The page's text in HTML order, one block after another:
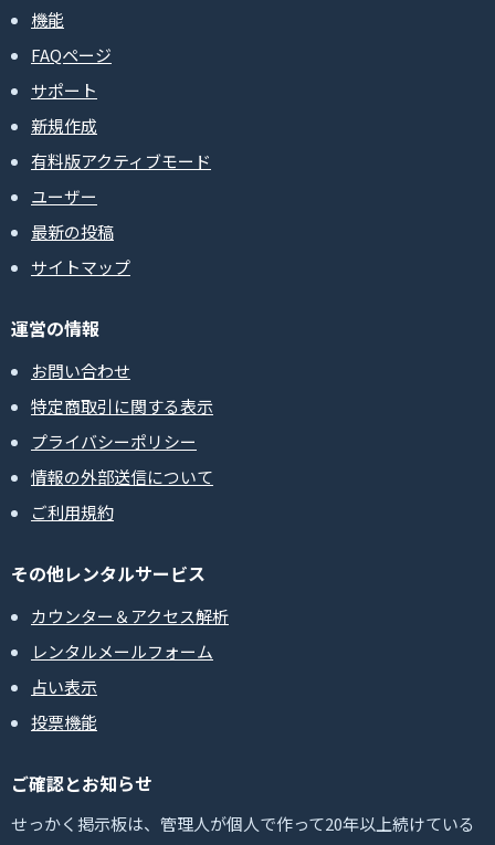
機能
FAQページ
サポート
新規作成
有料版アクティブモード
ユーザー
最新の投稿
サイトマップ
運営の情報
お問い合わせ
特定商取引に関する表示
プライバシーポリシー
情報の外部送信について
ご利用規約
その他レンタルサービス
カウンター＆アクセス解析
レンタルメールフォーム
占い表示
投票機能
ご確認とお知らせ
せっかく掲示板は、管理人が個人で作って20年以上続けている